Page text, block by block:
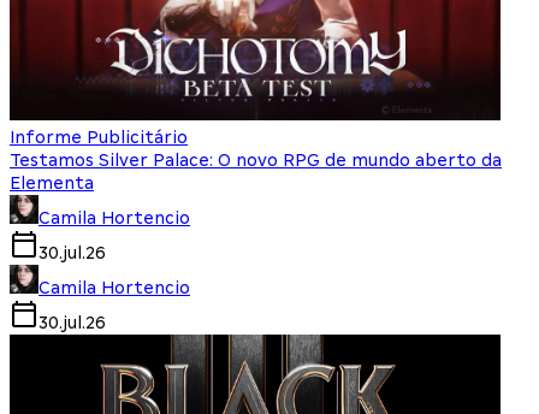
Informe Publicitário
Testamos Silver Palace: O novo RPG de mundo aberto da
Elementa
Camila Hortencio
30.jul.26
Camila Hortencio
30.jul.26